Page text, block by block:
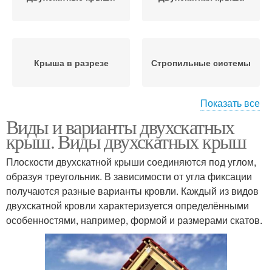
Крыша в разрезе Стропильные системы
Стропильная система Двускатная крыша
Треугольная крыша Шатровая крыша
Крыша с разными
скатами
Двускатные крыши
Показать все
Виды и варианты двухскатных
крыш. Виды двухскатных крыш
Плоскости двухскатной крыши соединяются под углом,
образуя треугольник. В зависимости от угла фиксации
получаются разные варианты кровли. Каждый из видов
двухскатной кровли характеризуется определёнными
особенностями, например, формой и размерами скатов.